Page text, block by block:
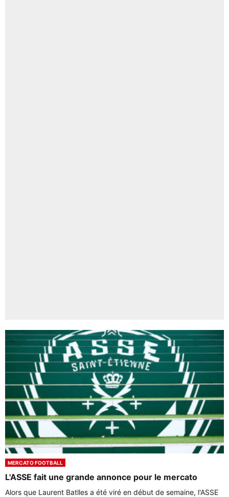
MERCATO FOOTBALL
L'ASSE fait une grande annonce pour le mercato
Alors que Laurent Batlles a été viré en début de semaine, l'ASSE